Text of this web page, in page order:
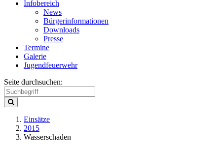
Infobereich
News
Bürgerinformationen
Downloads
Presse
Termine
Galerie
Jugendfeuerwehr
Seite durchsuchen:
Einsätze
2015
Wasserschaden